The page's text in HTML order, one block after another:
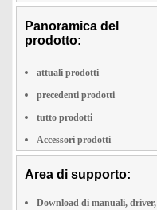
Panoramica del
prodotto:
attuali prodotti
precedenti prodotti
tutto prodotti
Accessori prodotti
Area di supporto:
Download di manuali, driver,